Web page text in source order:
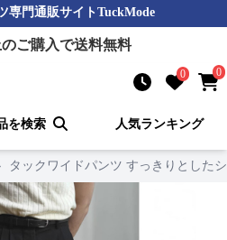
専門通販サイトTuckMode
のご購入で送料無料
0 0
を検索 人気ランキング
タックワイドパンツ すっきりとした